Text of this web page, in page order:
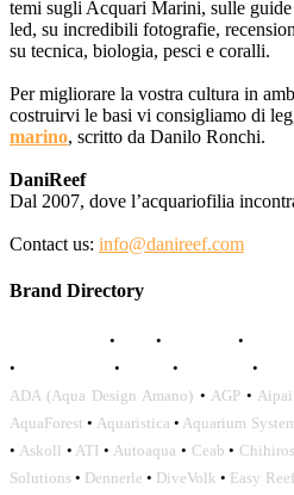
temi sugli Acquari Marini, sulle
led, su incredibili fotografie,
su tecnica, biologia, pesci e coralli.
Per migliorare la vostra cultura in
costruirvi le basi vi consigliamo di
marino, scritto da Danilo Ronchi.
DaniReef
Dal 2007, dove l’acquariofilia
Contact us: info@danireef.com
Brand Directory
• • •
•
• • •
ADA (Aqua Design Amano) • AGP• Aipai
AquaForest • Aquaristica • Aquarium
• Askoll • ATI • Autoaqua • Ceab • Chihiros
Solutions • Dennerle • DiveVolk • Easy